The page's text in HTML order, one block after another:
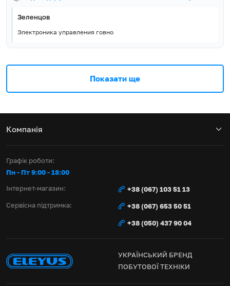
Зеленцов
Электроника управления говно
Показати ще
Компанія
Графік роботи:
Пн - Пт 9:00 - 18:00
Інтернет-магазин:
+38 (067) 103 51 13
Сервісна підтримка:
+38 (067) 653 50 51
+38 (050) 437 90 04
УКРАЇНСЬКИЙ БРЕНД
ПОБУТОВОЇ ТЕХНІКИ